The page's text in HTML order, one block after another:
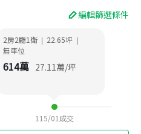
編輯篩選條件
2房2廳1衛 | 22.65坪 |
無車位
614萬 27.11萬/坪
115/01 成交